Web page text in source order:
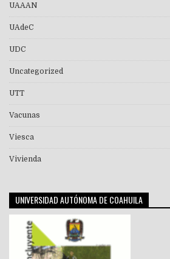
UAAAN
UAdeC
UDC
Uncategorized
UTT
Vacunas
Viesca
Vivienda
UNIVERSIDAD AUTÓNOMA DE COAHUILA